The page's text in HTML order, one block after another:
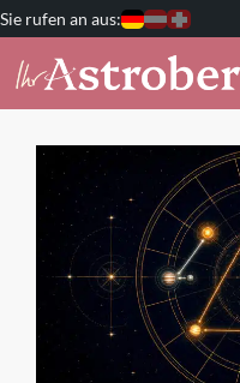
Zum
springen